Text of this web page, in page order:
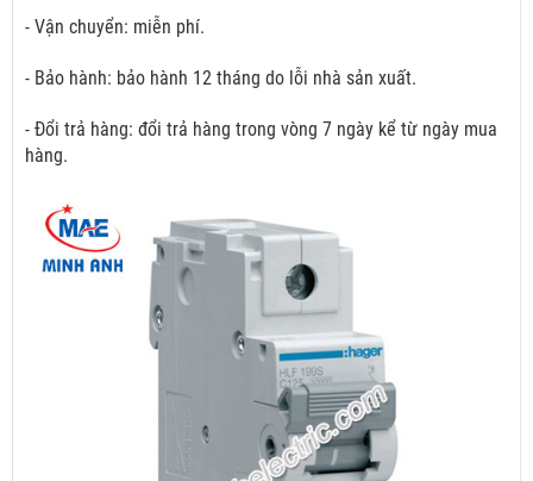
- Vận chuyển: miễn phí.
- Bảo hành: bảo hành 12 tháng do lỗi nhà sản xuất.
- Đổi trả hàng: đổi trả hàng trong vòng 7 ngày kể từ ngày mua
hàng.